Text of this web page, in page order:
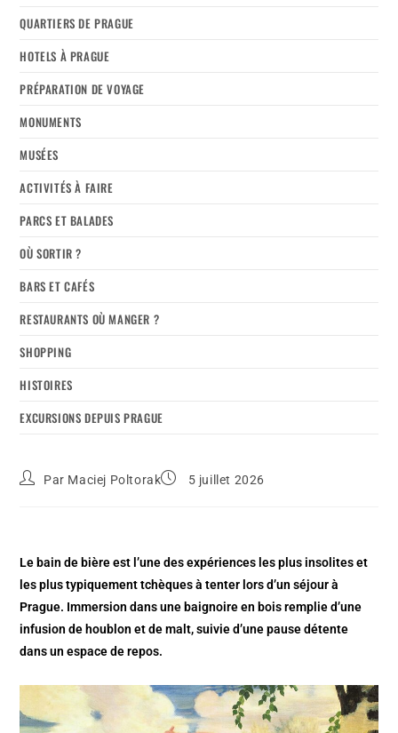
QUARTIERS DE PRAGUE
HOTELS À PRAGUE
PRÉPARATION DE VOYAGE
MONUMENTS
MUSÉES
ACTIVITÉS À FAIRE
PARCS ET BALADES
OÙ SORTIR ?
BARS ET CAFÉS
RESTAURANTS OÙ MANGER ?
SHOPPING
HISTOIRES
EXCURSIONS DEPUIS PRAGUE
Par Maciej Poltorak 5 juillet 2026
Le bain de bière est l’une des expériences les plus insolites et
les plus typiquement tchèques à tenter lors d’un séjour à
Prague. Immersion dans une baignoire en bois remplie d’une
infusion de houblon et de malt, suivie d’une pause détente
dans un espace de repos.